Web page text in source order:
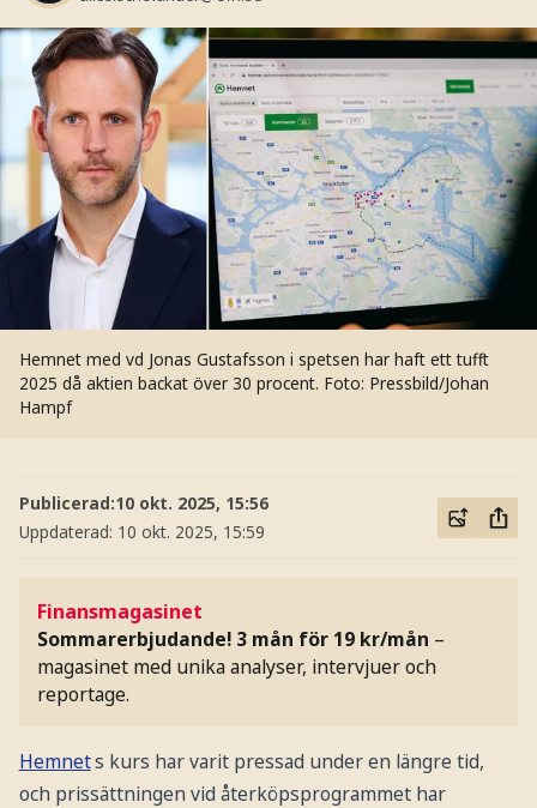
Hemnet med vd Jonas Gustafsson i spetsen har haft ett tufft
2025 då aktien backat över 30 procent. Foto: Pressbild/Johan
Hampf
Publicerad:10 okt. 2025, 15:56
Uppdaterad: 10 okt. 2025, 15:59
Finansmagasinet
Sommarerbjudande! 3 mån för 19 kr/mån –
magasinet med unika analyser, intervjuer och
reportage.
Hemnets kurs har varit pressad under en längre tid,
och prissättningen vid återköpsprogrammet har